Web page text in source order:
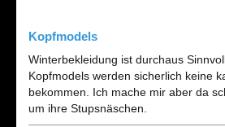
Kopfmodels
Winterbekleidung ist durchaus
Kopfmodels werden sicherlich keine
bekommen. Ich mache mir aber da
um ihre Stupsnäschen.